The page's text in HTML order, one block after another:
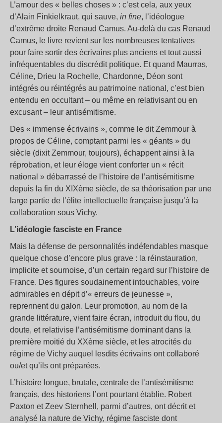
L’amour des « belles choses » : c’est cela, aux yeux
d’Alain Finkielkraut, qui sauve, in fine, l’idéologue
d’extrême droite Renaud Camus. Au-delà du cas Renaud
Camus, le livre revient sur les nombreuses tentatives
pour faire sortir des écrivains plus anciens et tout aussi
infréquentables du discrédit politique. Et quand Maurras,
Céline, Drieu la Rochelle, Chardonne, Déon sont
intégrés ou réintégrés au patrimoine national, c’est bien
entendu en occultant – ou même en relativisant ou en
excusant – leur antisémitisme.
Des « immense écrivains », comme le dit Zemmour à
propos de Céline, comptant parmi les « géants » du
siècle (dixit Zemmour, toujours), échappent ainsi à la
réprobation, et leur éloge vient conforter un « récit
national » débarrassé de l’histoire de l’antisémitisme
depuis la fin du XIXème siècle, de sa théorisation par une
large partie de l’élite intellectuelle française jusqu’à la
collaboration sous Vichy.
L’idéologie fasciste en France
Mais la défense de personnalités indéfendables masque
quelque chose d’encore plus grave : la réinstauration,
implicite et sournoise, d’un certain regard sur l’histoire de
France. Des figures soudainement intouchables, voire
admirables en dépit d’« erreurs de jeunesse »,
reprennent du galon. Leur promotion, au nom de la
grande littérature, vient faire écran, introduit du flou, du
doute, et relativise l’antisémitisme dominant dans la
première moitié du XXème siècle, et les atrocités du
régime de Vichy auquel lesdits écrivains ont collaboré
ou/et qu’ils ont préparées.
L’histoire longue, brutale, centrale de l’antisémitisme
français, des historiens l’ont pourtant établie. Robert
Paxton et Zeev Sternhell, parmi d’autres, ont décrit et
analysé la nature de Vichy, régime fasciste dont